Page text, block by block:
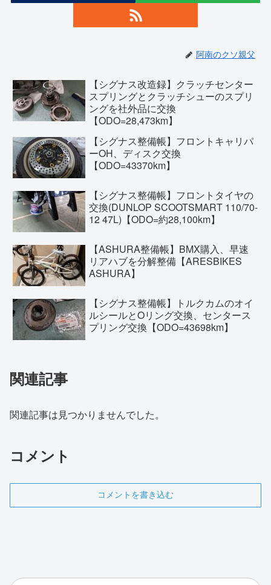
阿南のクソ親父
【シグナス改造録】クラッチセンター
スプリングとクラッチシューのスプリ
ングを社外品に交換
【ODO=28,473km】
【シグナス整備帳】フロントキャリパ
ーOH、ディスク交換
【ODO=43370km】
【シグナス整備帳】フロントタイヤの
交換(DUNLOP SCOOTSMART 110/70-
12 47L)【ODO=約28,100km】
【ASHURA整備帳】BMX購入、早速
リアハブを分解整備【ARESBIKES
ASHURA】
【シグナス整備帳】トルクカムのオイ
ルシールとOリング交換、センタース
プリング交換【ODO=43698km】
関連記事
関連記事は見つかりませんでした。
コメント
コメントを書き込む